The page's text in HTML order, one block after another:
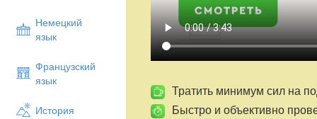
Немецкий
язык
Французский
язык
История
Тратить минимум сил на
Быстро и объективно